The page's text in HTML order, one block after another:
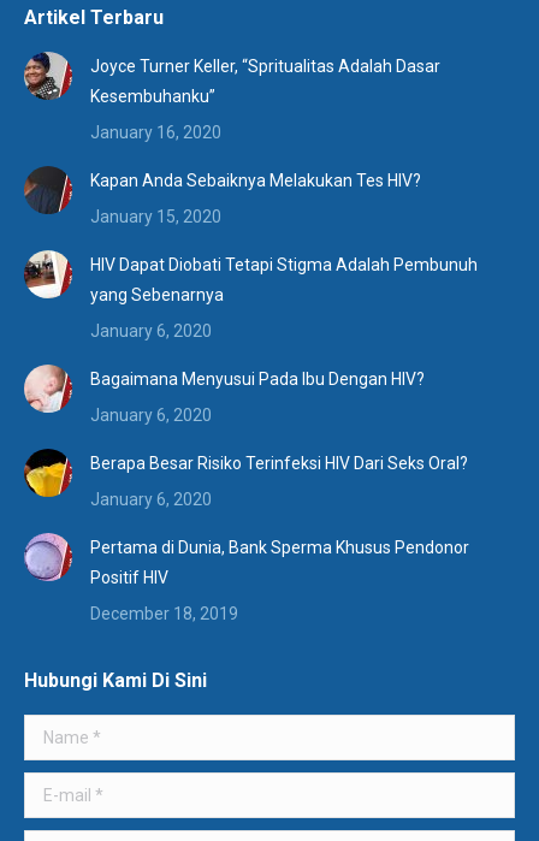
Artikel Terbaru
Joyce Turner Keller, “Spritualitas Adalah Dasar
Kesembuhanku”
January 16, 2020
Kapan Anda Sebaiknya Melakukan Tes HIV?
January 15, 2020
HIV Dapat Diobati Tetapi Stigma Adalah Pembunuh
yang Sebenarnya
January 6, 2020
Bagaimana Menyusui Pada Ibu Dengan HIV?
January 6, 2020
Berapa Besar Risiko Terinfeksi HIV Dari Seks Oral?
January 6, 2020
Pertama di Dunia, Bank Sperma Khusus Pendonor
Positif HIV
December 18, 2019
Hubungi Kami Di Sini
Name *
E-mail *